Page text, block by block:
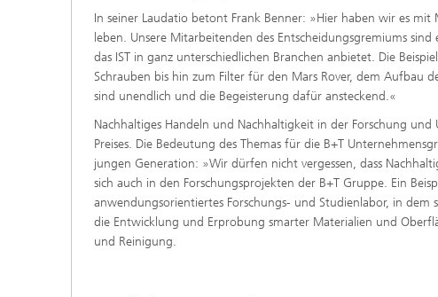
In seiner Laudatio betont Frank Benner: »Hier haben wir es
leben. Unsere Mitarbeitenden des Entscheidungsgremiums
das IST in ganz unterschiedlichen Branchen anbietet. Die
Schrauben bis hin zum Filter für den Mars Rover, dem Aufbau
sind unendlich und die Begeisterung dafür ansteckend.«
Nachhaltiges Handeln und Nachhaltigkeit in der Forschung
Preises. Die Bedeutung des Themas für die B+T
jungen Generation: »Wir dürfen nicht vergessen, dass
sich auch in den Forschungsprojekten der B+T Gruppe. Ein
anwendungsorientiertes Forschungs- und Studienlabor, in dem
die Entwicklung und Erprobung smarter Materialien und
und Reinigung.